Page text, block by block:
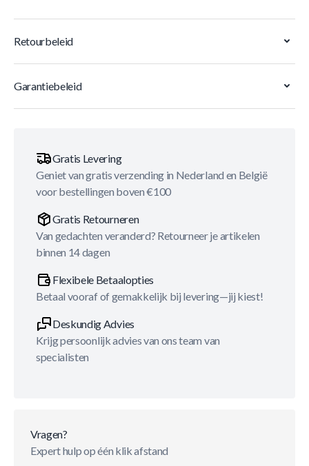
Retourbeleid
Garantiebeleid
Gratis Levering
Geniet van gratis verzending in Nederland en België
voor bestellingen boven €100
Gratis Retourneren
Van gedachten veranderd? Retourneer je artikelen
binnen 14 dagen
Flexibele Betaalopties
Betaal vooraf of gemakkelijk bij levering—jij kiest!
Deskundig Advies
Krijg persoonlijk advies van ons team van
specialisten
Vragen?
Expert hulp op één klik afstand